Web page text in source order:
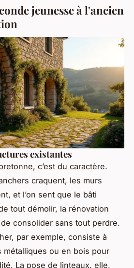
jeunesse à l'ancien
existantes
c’est du caractère.
craquent, les murs
et l’on sent que le bâti
tout démolir, la rénovation
consolider sans tout perdre.
par exemple, consiste à
métalliques ou en bois pour
La pose de linteaux, elle,